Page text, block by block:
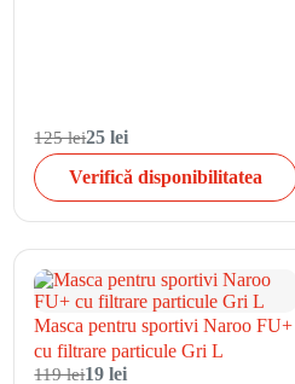
125 lei25 lei
Verifică disponibilitatea
Masca pentru sportivi Naroo FU+
cu filtrare particule Gri L
119 lei19 lei